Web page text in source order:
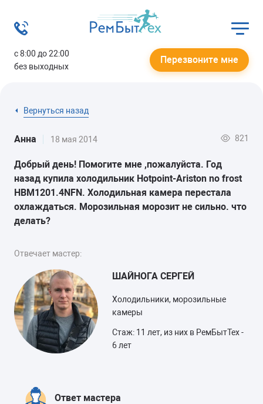
с 8:00 до 22:00
без выходных
Перезвоните мне
Вернуться назад
Анна 18 мая 2014 821
Добрый день! Помогите мне ,пожалуйста. Год
назад купила холодильник Hotpoint-Ariston no frost
HBM1201.4NFN. Холодильная камера перестала
охлаждаться. Морозильная морозит не сильно. что
делать?
Отвечает мастер:
ШАЙНОГА СЕРГЕЙ
Холодильники, морозильные
камеры
Стаж: 11 лет, из них в РемБытТех -
6 лет
Ответ мастера